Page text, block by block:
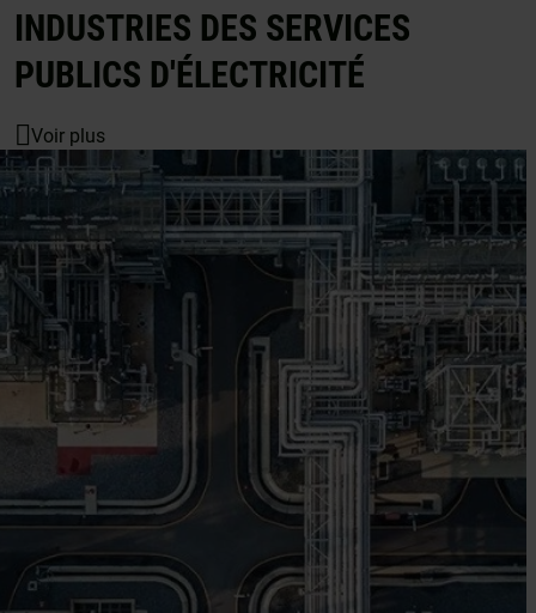
INDUSTRIES DES SERVICES
PUBLICS D'ÉLECTRICITÉ
Voir plus